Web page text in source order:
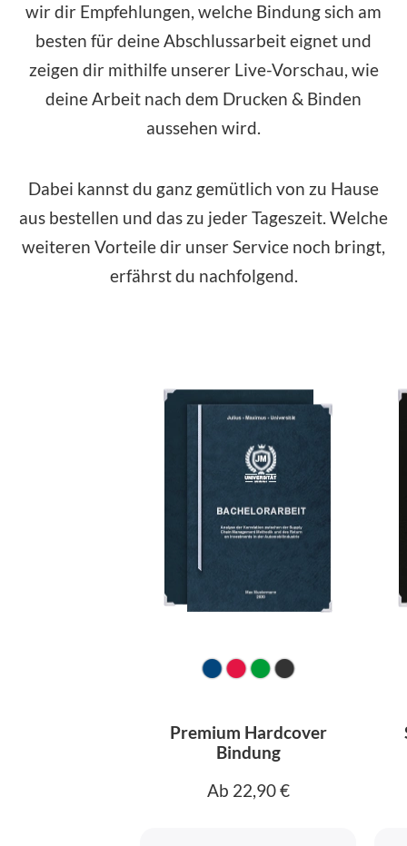
wir dir Empfehlungen, welche Bindung sich am
besten für deine Abschlussarbeit eignet und
zeigen dir mithilfe unserer Live-Vorschau, wie
deine Arbeit nach dem Drucken & Binden
aussehen wird.
Dabei kannst du ganz gemütlich von zu Hause
aus bestellen und das zu jeder Tageszeit. Welche
weiteren Vorteile dir unser Service noch bringt,
erfährst du nachfolgend.
Premium Hardcover
Bindung
Ab 22,90 €